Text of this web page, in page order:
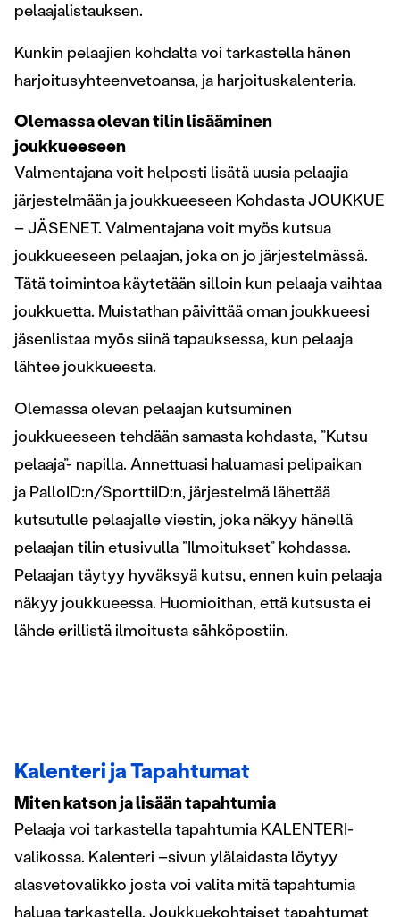
pelaajalistauksen.
Kunkin pelaajien kohdalta voi tarkastella hänen
harjoitusyhteenvetoansa, ja harjoituskalenteria.
Olemassa olevan tilin lisääminen
joukkueeseen
Valmentajana voit helposti lisätä uusia pelaajia
järjestelmään ja joukkueeseen Kohdasta JOUKKUE
– JÄSENET. Valmentajana voit myös kutsua
joukkueeseen pelaajan, joka on jo järjestelmässä.
Tätä toimintoa käytetään silloin kun pelaaja vaihtaa
joukkuetta. Muistathan päivittää oman joukkueesi
jäsenlistaa myös siinä tapauksessa, kun pelaaja
lähtee joukkueesta.
Olemassa olevan pelaajan kutsuminen
joukkueeseen tehdään samasta kohdasta, ”Kutsu
pelaaja”- napilla. Annettuasi haluamasi pelipaikan
ja PalloID:n/SporttiID:n, järjestelmä lähettää
kutsutulle pelaajalle viestin, joka näkyy hänellä
pelaajan tilin etusivulla ”Ilmoitukset” kohdassa.
Pelaajan täytyy hyväksyä kutsu, ennen kuin pelaaja
näkyy joukkueessa. Huomioithan, että kutsusta ei
lähde erillistä ilmoitusta sähköpostiin.
Kalenteri ja Tapahtumat
Miten katson ja lisään tapahtumia
Pelaaja voi tarkastella tapahtumia KALENTERI-
valikossa. Kalenteri –sivun ylälaidasta löytyy
alasvetovalikko josta voi valita mitä tapahtumia
haluaa tarkastella. Joukkuekohtaiset tapahtumat